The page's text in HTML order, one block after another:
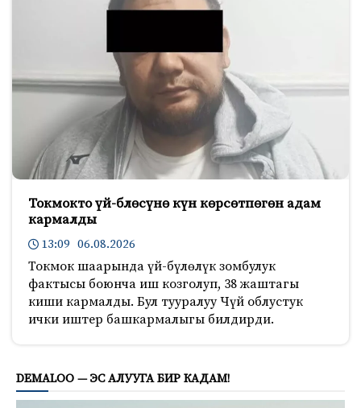
Токмокто үй-блөсүнө күн көрсөтпөгөн адам
кармалды
13:09 06.08.2026
Токмок шаарында үй-бүлөлүк зомбулук
фактысы боюнча иш козголуп, 38 жаштагы
киши кармалды. Бул тууралуу Чүй облустук
ички иштер башкармалыгы билдирди.
DEMALOO — ЭС АЛУУГА БИР КАДАМ!